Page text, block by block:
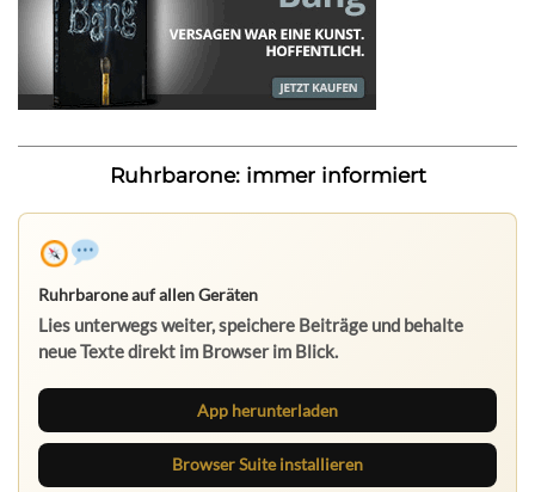
Ruhrbarone: immer informiert
Ruhrbarone auf allen Geräten
Lies unterwegs weiter, speichere Beiträge und behalte
neue Texte direkt im Browser im Blick.
App herunterladen
Browser Suite installieren